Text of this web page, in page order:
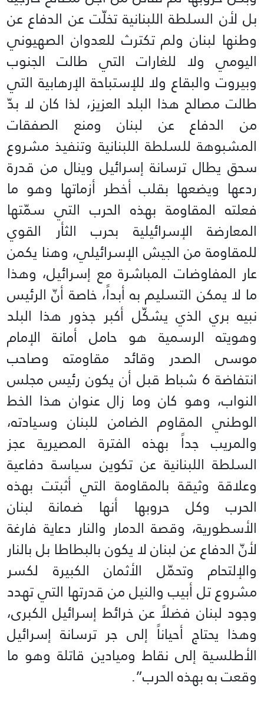
بل لأن السلطة اللبنانية تخلّت عن الدفاع عن
وطنها لبنان ولم تكترث للعدوان الصهيوني
اليومي ولا للغارات التي طالت الجنوب
وبيروت والبقاع ولا للإستباحة الإرهابية التي
طالت مصالح هذا البلد العزيز، لذا كان لا بدّ
من الدفاع عن لبنان ومنع الصفقات
المشبوهة للسلطة اللبنانية وتنفيذ مشروع
سحق يطال ترسانة إسرائيل وينال من قدرة
ردعها ويضعها بقلب أخطر أزماتها وهو ما
فعلته المقاومة بهذه الحرب التي سمّتها
المعارضة الإسرائيلية بحرب الثأر القوي
للمقاومة من الجيش الإسرائيلي، وهنا يكمن
عار المفاوضات المباشرة مع إسرائيل، وهذا
ما لا يمكن التسليم به أبداً، خاصة أنّ الرئيس
نبيه بري الذي يشكّل أكبر جذور هذا البلد
وهويته الرسمية هو حامل أمانة الإمام
موسى الصدر وقائد مقاومته وصاحب
انتفاضة 6 شباط قبل أن يكون رئيس مجلس
النواب، وهو كان وما زال عنوان هذا الخط
الوطني المقاوم الضامن للبنان وسيادته،
والمريب جداً بهذه الفترة المصيرية عجز
السلطة اللبنانية عن تكوين سياسة دفاعية
وعلاقة وثيقة بالمقاومة التي أثبتت بهذه
الحرب وكل حروبها أنها ضمانة لبنان
الأسطورية، وقصة الدمار والنار دعاية فارغة
لأنّ الدفاع عن لبنان لا يكون بالبطاطا بل بالنار
والإلتحام وتحمّل الأثمان الكبيرة لكسر
مشروع تل أبيب والنيل من قدرتها التي تهدد
وجود لبنان فضلاً عن خرائط إسرائيل الكبرى،
وهذا يحتاج أحياناً إلى جر ترسانة إسرائيل
الأطلسية إلى نقاط وميادين قاتلة وهو ما
وقعت به بهذه الحرب”.